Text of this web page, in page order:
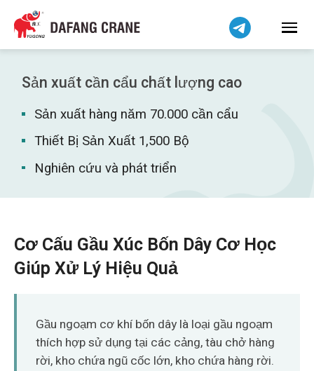
Sản xuất cần cẩu chất lượng cao
Sản xuất hàng năm 70.000 cần cẩu
Thiết Bị Sản Xuất 1,500 Bộ
Nghiên cứu và phát triển
Cơ Cấu Gầu Xúc Bốn Dây Cơ Học
Giúp Xử Lý Hiệu Quả
Gầu ngoạm cơ khí bốn dây là loại gầu ngoạm
thích hợp sử dụng tại các cảng, tàu chở hàng
rời, kho chứa ngũ cốc lớn, kho chứa hàng rời.
हिन्दी
Bahasa Indonesia
Bahasa Melayu
简体中文
فارسی
Pilipino
اردو
Kiswahili
Dansk
Norsk
O‘zbekcha